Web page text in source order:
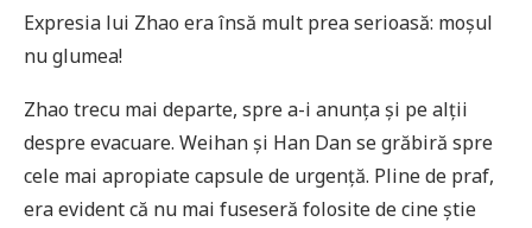
Expresia lui Zhao era însă mult prea serioasă: moșul
nu glumea!
Zhao trecu mai departe, spre a-i anunța și pe alții
despre evacuare. Weihan și Han Dan se grăbiră spre
cele mai apropiate capsule de urgență. Pline de praf,
era evident că nu mai fuseseră folosite de cine știe